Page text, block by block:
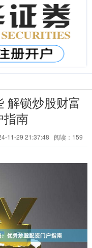
解锁炒股财富
指南
11-29 21:37:48 阅读：159